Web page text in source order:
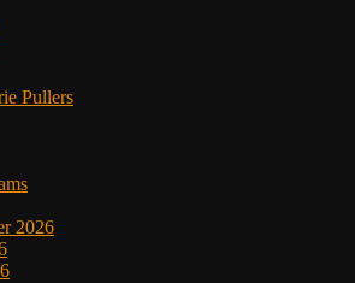
Pullers
2026